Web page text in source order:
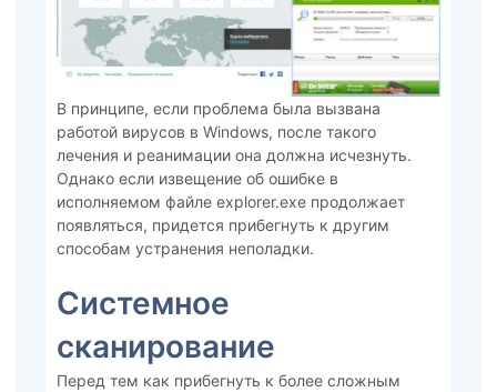
В принципе, если проблема была вызвана
работой вирусов в Windows, после такого
лечения и реанимации она должна исчезнуть.
Однако если извещение об ошибке в
исполняемом файле explorer.exe продолжает
появляться, придется прибегнуть к другим
способам устранения неполадки.
Системное
сканирование
Перед тем как прибегнуть к более сложным